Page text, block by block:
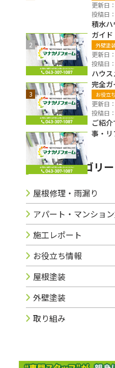
更新日
投稿日
積水ハ
ガイ
元塗
保証確
外壁塗
更新日
投稿日
ハウ
完全ガ
と地
用・注
お役立
更新日
投稿日
ご紹
事・リ
ブログカテゴリー
屋根修理・雨漏り
アパート・マンショ
施工レポート
お役立ち情報
屋根塗装
外壁塗装
取り組み